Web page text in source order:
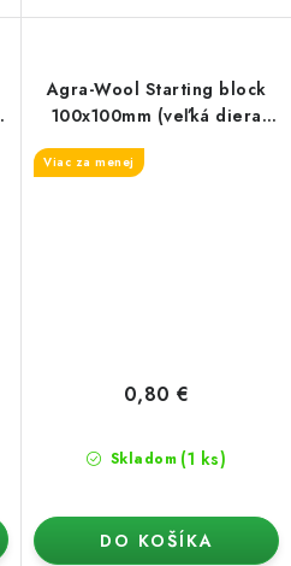
Agra-Wool Starting block
100x100mm (veľká diera
38/35)
Viac za menej
Skladom (1 ks)
0,80 €
DO KOŠÍKA